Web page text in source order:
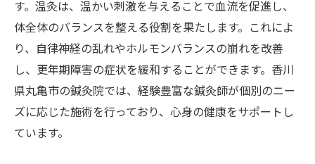
す。温灸は、温かい刺激を与えることで血流を促進し、
体全体のバランスを整える役割を果たします。これによ
り、自律神経の乱れやホルモンバランスの崩れを改善
し、更年期障害の症状を緩和することができます。香川
県丸亀市の鍼灸院では、経験豊富な鍼灸師が個別のニー
ズに応じた施術を行っており、心身の健康をサポートし
ています。